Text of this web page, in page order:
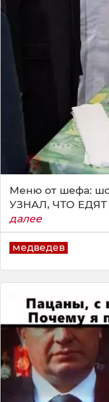
Меню от шефа:
УЗНАЛ, ЧТО
далее
медведев